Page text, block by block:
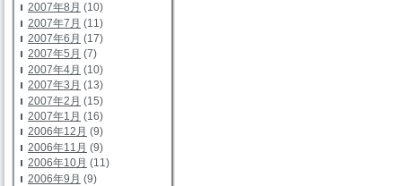
2007年8月 (10)
2007年7月 (11)
2007年6月 (17)
2007年5月 (7)
2007年4月 (10)
2007年3月 (13)
2007年2月 (15)
2007年1月 (16)
2006年12月 (9)
2006年11月 (9)
2006年10月 (11)
2006年9月 (9)